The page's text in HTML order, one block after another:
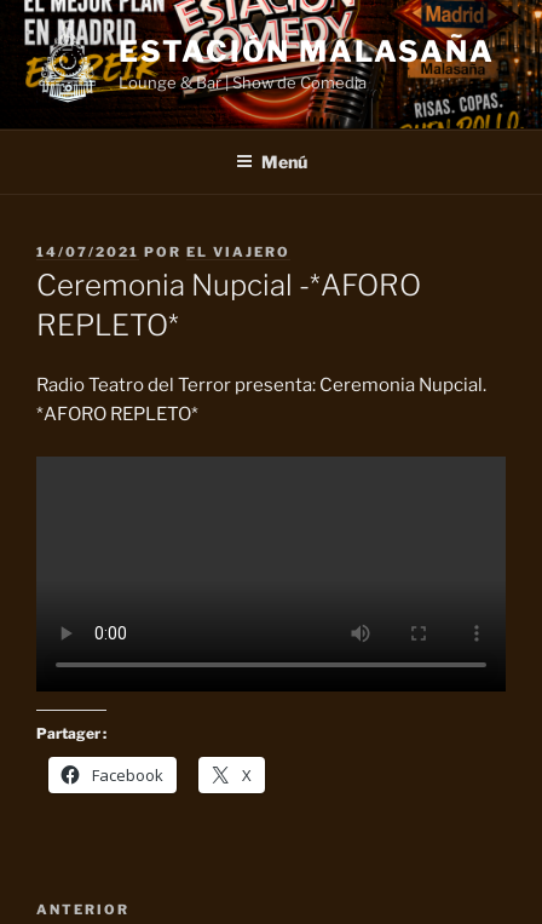
Saltar
contenido
ESTACIÓN MALASAÑA
Lounge & Bar | Show de Comedia
Menú
PUBLICADO
EL
14/07/2021 POR EL VIAJERO
Ceremonia Nupcial -*AFORO
REPLETO*
Radio Teatro del Terror presenta: Ceremonia Nupcial.
*AFORO REPLETO*
Partager :
Facebook X
Entrada
ANTERIOR